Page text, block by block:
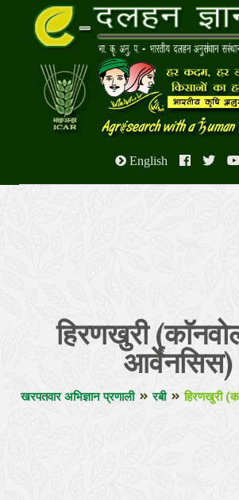
English
हिरणखुरी
आर्वेनसिस)
खरपतवार अभिज्ञान प्रणाली रबी हिरणखुरी